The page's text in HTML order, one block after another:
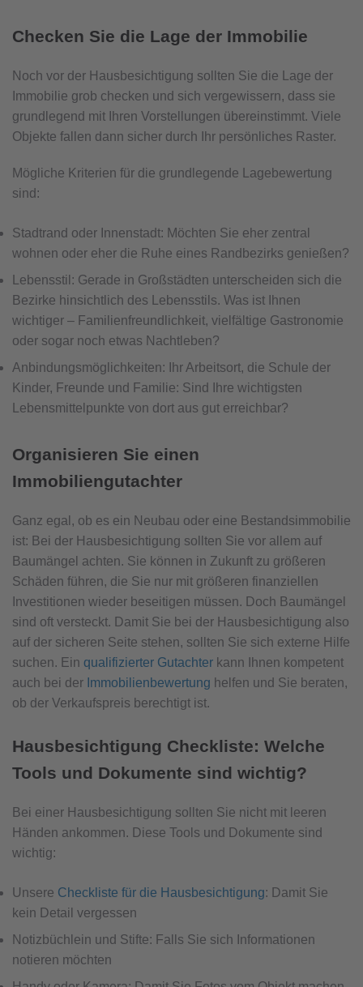
Checken Sie die Lage der Immobilie
Noch vor der Hausbesichtigung sollten Sie die Lage der
Immobilie grob checken und sich vergewissern, dass sie
grundlegend mit Ihren Vorstellungen übereinstimmt. Viele
Objekte fallen dann sicher durch Ihr persönliches Raster.
Mögliche Kriterien für die grundlegende Lagebewertung
sind:
Stadtrand oder Innenstadt: Möchten Sie eher zentral
wohnen oder eher die Ruhe eines Randbezirks genießen?
Lebensstil: Gerade in Großstädten unterscheiden sich die
Bezirke hinsichtlich des Lebensstils. Was ist Ihnen
wichtiger – Familienfreundlichkeit, vielfältige Gastronomie
oder sogar noch etwas Nachtleben?
Anbindungsmöglichkeiten: Ihr Arbeitsort, die Schule der
Kinder, Freunde und Familie: Sind Ihre wichtigsten
Lebensmittelpunkte von dort aus gut erreichbar?
Organisieren Sie einen
Immobiliengutachter
Ganz egal, ob es ein Neubau oder eine Bestandsimmobilie
ist: Bei der Hausbesichtigung sollten Sie vor allem auf
Baumängel achten. Sie können in Zukunft zu größeren
Schäden führen, die Sie nur mit größeren finanziellen
Investitionen wieder beseitigen müssen. Doch Baumängel
sind oft versteckt. Damit Sie bei der Hausbesichtigung also
auf der sicheren Seite stehen, sollten Sie sich externe Hilfe
suchen. Ein qualifizierter Gutachter kann Ihnen kompetent
auch bei der Immobilienbewertung helfen und Sie beraten,
ob der Verkaufspreis berechtigt ist.
Hausbesichtigung Checkliste: Welche
Tools und Dokumente sind wichtig?
Bei einer Hausbesichtigung sollten Sie nicht mit leeren
Händen ankommen. Diese Tools und Dokumente sind
wichtig:
Unsere Checkliste für die Hausbesichtigung: Damit Sie
kein Detail vergessen
Notizbüchlein und Stifte: Falls Sie sich Informationen
notieren möchten